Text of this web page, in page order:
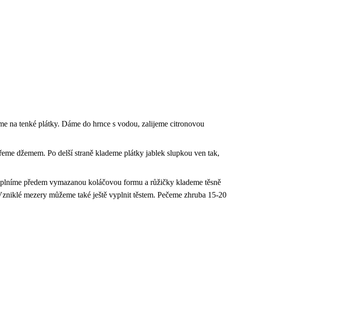
na tenké plátky. Dáme do hrnce s vodou, zalijeme citronovou
džemem. Po delší straně klademe plátky jablek slupkou ven tak,
předem vymazanou koláčovou formu a růžičky klademe těsně
mezery můžeme také ještě vyplnit těstem. Pečeme zhruba 15-20